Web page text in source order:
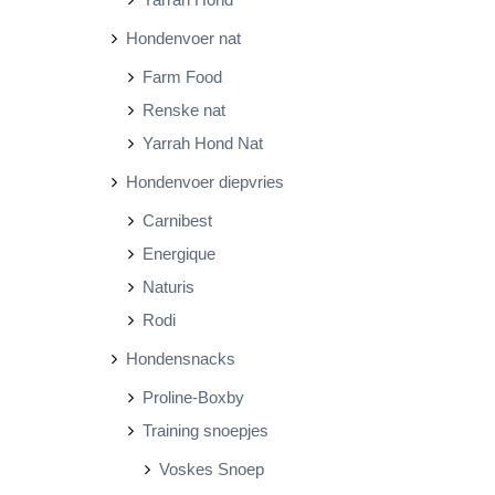
Hondenvoer nat
Farm Food
Renske nat
Yarrah Hond Nat
Hondenvoer diepvries
Carnibest
Energique
Naturis
Rodi
Hondensnacks
Proline-Boxby
Training snoepjes
Voskes Snoep